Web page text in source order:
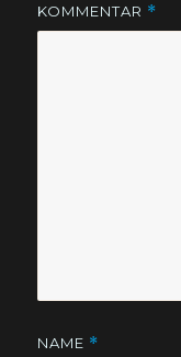
KOMMENTAR *
NAME *